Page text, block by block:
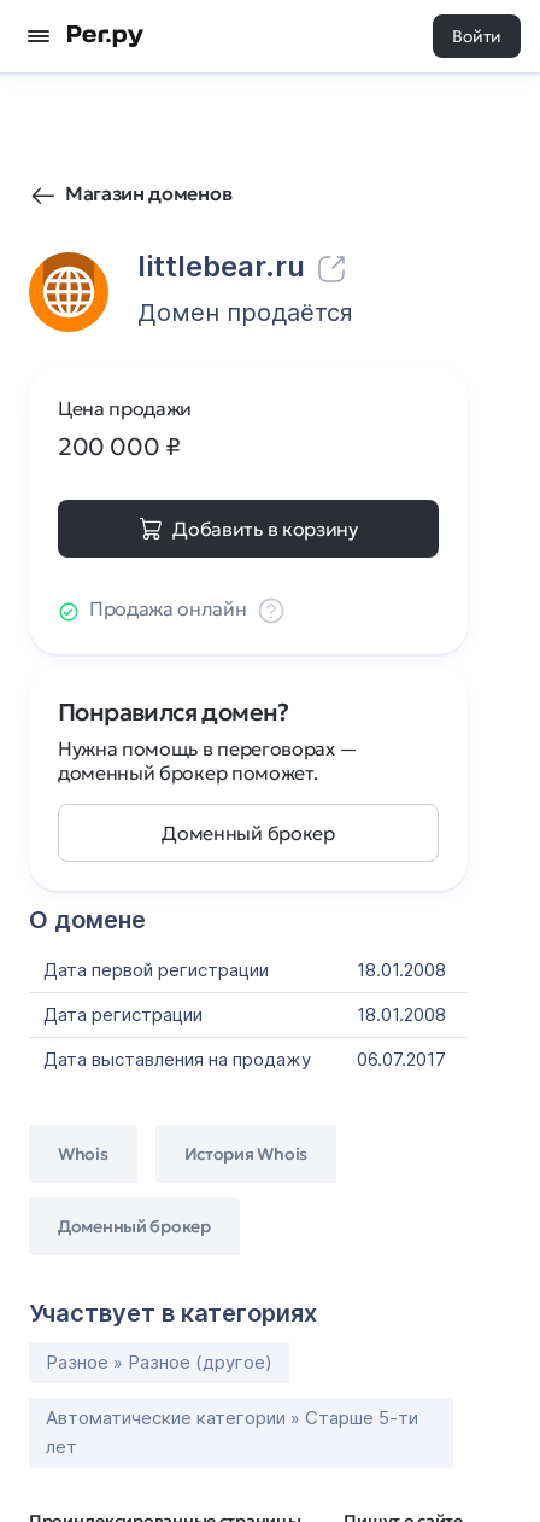
Войти
Магазин доменов
littlebear.ru
49 0
Домен продаётся
О домене
Дата первой регистрации
18.01.2008
Дата регистрации
18.01.2008
Дата выставления на продажу
06.07.2017
Whois История Whois
Доменный брокер
Участвует в категориях
Разное » Разное (другое)
Автоматические категории » Старше 5-ти
лет
Цена продажи
200 000 ₽
Добавить в корзину
Продажа онлайн
Понравился домен?
Нужна помощь в переговорах —
доменный брокер поможет.
Доменный брокер